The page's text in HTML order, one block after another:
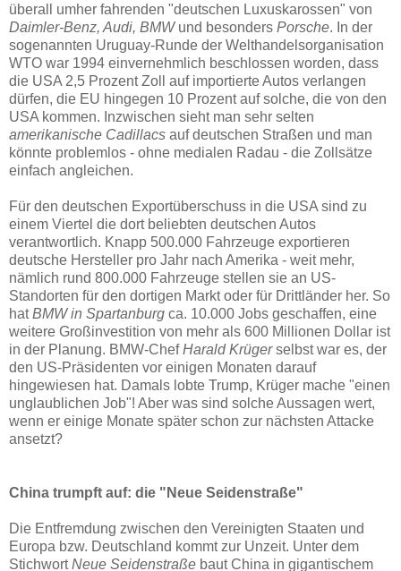
überall umher fahrenden "deutschen Luxuskarossen" von
Daimler-Benz, Audi, BMWund besonders Porsche. In der
sogenannten Uruguay-Runde der Welthandelsorganisation
WTO war 1994 einvernehmlich beschlossen worden, dass
die USA 2,5 Prozent Zoll auf importierte Autos verlangen
dürfen, die EU hingegen 10 Prozent auf solche, die von den
USA kommen. Inzwischen sieht man sehr selten
amerikanische Cadillacs auf deutschen Straßen und man
könnte problemlos - ohne medialen Radau - die Zollsätze
einfach angleichen.
Für den deutschen Exportüberschuss in die USA sind zu
einem Viertel die dort beliebten deutschen Autos
verantwortlich. Knapp 500.000 Fahrzeuge exportieren
deutsche Hersteller pro Jahr nach Amerika - weit mehr,
nämlich rund 800.000 Fahrzeuge stellen sie an US-
Standorten für den dortigen Markt oder für Drittländer her. So
hatBMW in Spartanburg ca. 10.000 Jobs geschaffen, eine
weitere Großinvestition von mehr als 600 Millionen Dollar ist
in der Planung. BMW-ChefHarald Krügerselbst war es, der
den US-Präsidenten vor einigen Monaten darauf
hingewiesen hat. Damals lobte Trump, Krüger mache "einen
unglaublichen Job"! Aber was sind solche Aussagen wert,
wenn er einige Monate später schon zur nächsten Attacke
ansetzt?
China trumpft auf: die "Neue Seidenstraße"
Die Entfremdung zwischen den Vereinigten Staaten und
Europa bzw. Deutschland kommt zur Unzeit. Unter dem
StichwortNeue Seidenstraße baut China in gigantischem